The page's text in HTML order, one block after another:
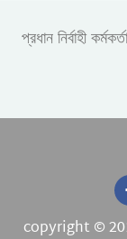
প্রধান নির্বাহী
copyright ©